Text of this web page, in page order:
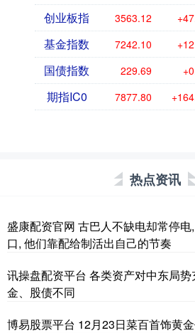
创业板指 3563.12
基金指数 7242.10
国债指数 229.69
期指IC0 7877.80
热点资讯
盛康配资官网 古巴人不缺电却常停
口, 他们靠配给制活出自己的节奏
讯操盘配资平台 各类资产对中东局
金、股债不同
博易股票平台 12月23日菜百首饰黄